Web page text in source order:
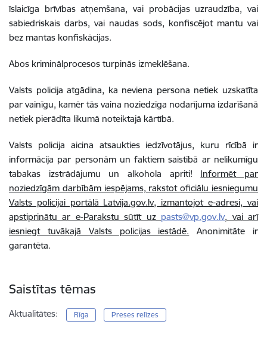
īslaicīga brīvības atņemšana, vai probācijas uzraudzība, vai
sabiedriskais darbs, vai naudas sods, konfiscējot mantu vai
bez mantas konfiskācijas.
Abos kriminālprocesos turpinās izmeklēšana.
Valsts policija atgādina, ka neviena persona netiek uzskatīta
par vainīgu, kamēr tās vaina noziedzīga nodarījuma izdarīšanā
netiek pierādīta likumā noteiktajā kārtībā.
Valsts policija aicina atsaukties iedzīvotājus, kuru rīcībā ir
informācija par personām un faktiem saistībā ar nelikumīgu
tabakas izstrādājumu un alkohola apriti! Informēt par
noziedzīgām darbībām iespējams, rakstot oficiālu iesniegumu
Valsts policijai portālā Latvija.gov.lv, izmantojot e-adresi, vai
apstiprinātu ar e-Parakstu sūtīt uz pasts@vp.gov.lv, vai arī
iesniegt tuvākajā Valsts policijas iestādē. Anonimitāte ir
garantēta.
Saistītas tēmas
Aktualitātes: Rīga Preses relīzes